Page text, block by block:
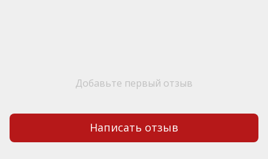
Добавьте первый отзыв
Написать отзыв